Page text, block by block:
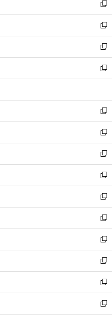
く
で
開
く
ド
ウ
で
開
く
ィ
ン
ド
ウ
で
開
く
い
ウ
ィ
ン
ド
ウ
で
開
新
し
い
ウ
ィ
ン
ド
ウ
開
く
新
し
い
ウ
ィ
ン
ウ
で
開
く
新
し
い
ウ
ン
ド
ウ
で
開
く
新
し
ウ
ィ
ン
ド
ウ
で
開
く
新
し
い
ウ
ィ
ン
ド
ウ
で
開
く
新
し
い
ウ
ィ
ン
ド
ウ
で
開
く
新
し
い
ウ
ィ
ン
ド
ウ
で
開
く
新
し
い
ウ
ィ
ン
ド
ウ
で
開
く
新
し
い
ウ
ィ
ン
ド
ウ
で
開
く
新
し
い
ウ
ィ
ン
ド
ウ
で
開
新
し
い
ウ
ィ
ン
ド
ウ
新
し
い
ウ
ィ
ン
新
し
い
ウ
新
し